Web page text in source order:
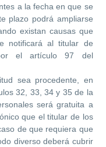
a la fecha en que se
plazo podrá ampliarse
existan causas que
notificará al titular de
el artículo 97 del
sea procedente, en
32, 33, 34 y 35 de la
será gratuita a
que el titular de los
de que requiera que
diverso deberá cubrir